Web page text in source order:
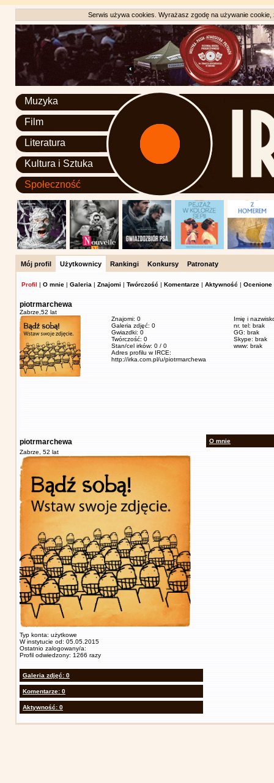
Serwis używa cookies. Wyrażasz zgodę na używanie
Muzyka
Film
Literatura
Kultura i Sztuka
Społeczność
Mój profil Użytkownicy Rankingi Konkursy Patronaty
Profil | O mnie | Galeria | Znajomi | Twórczość | Komentarze | Aktywność | Ocenione
piotrmarchewa
Zabrze, 52 lat
Znajomi: 0
Galeria zdjęć: 0
Gwiazdki: 0
Twórczość: 0
Stan/cel irków: 0 / 0
Adres profilu w IRCE:
http://irka.com.pl/u/piotrmarchewa
Imię i
nr. tel: brak
GG: brak
Skype: brak
www: brak
piotrmarchewa
Zabrze, 52 lat
Typ konta: użytkowe
W instytucie od: 05.05.2015
Ostatnio zalogowany/a:
Profil odwiedzony: 1266 razy
Galeria zdjęć: 0
Komentarze: 0
Aktywność: 0
O mnie